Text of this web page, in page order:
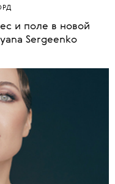
и поле в новой
Sergeenko